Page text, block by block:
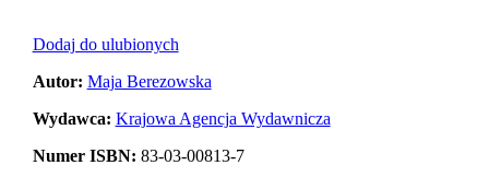
Dodaj do ulubionych
Autor: Maja Berezowska
Wydawca: Krajowa Agencja Wydawnicza
Numer ISBN: 83-03-00813-7